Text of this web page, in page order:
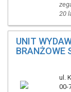
20
UNIT
BRANŻOWE
ul.
00-